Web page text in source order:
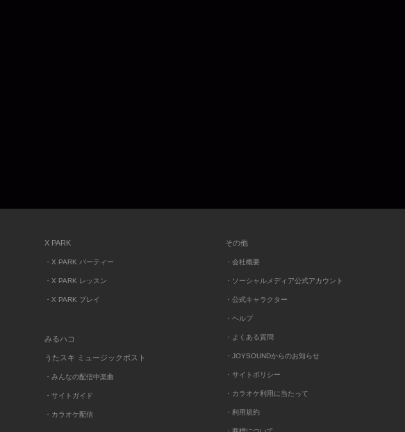
X PARK
・X PARK パーティー
・X PARK レッスン
・X PARK プレイ
みるハコ
うたスキ ミュージックポスト
・みんなの配信中楽曲
・サイトガイド
・カラオケ配信
その他
・会社概要
・ソーシャルメディア公式アカウント
・公式キャラクター
・ヘルプ
・よくある質問
・JOYSOUNDからのお知らせ
・サイトポリシー
・カラオケ利用に当たって
・利用規約